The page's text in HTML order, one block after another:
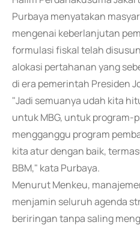
Purbaya menyatakan
mengenai keberlanjutan
formulasi fiskal telah
alokasi pertahanan yang
di era pemerintah Presiden
"Jadi semuanya udah kita
untuk MBG, untuk program-
mengganggu program
kita atur dengan baik,
BBM," kata Purbaya.
Menurut Menkeu,
menjamin seluruh agenda
beriringan tanpa saling